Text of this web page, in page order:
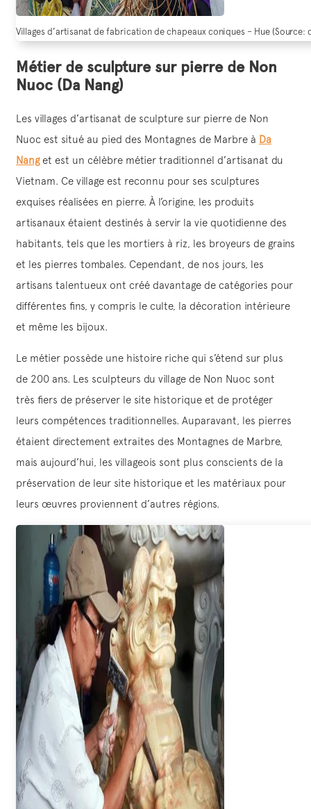
Villages d’artisanat de fabrication de chapeaux coniques – Hue (Source:
Métier de sculpture sur pierre de Non
Nuoc (Da Nang)
Les villages d’artisanat de sculpture sur pierre de Non
Nuoc est situé au pied des Montagnes de Marbre à Da
Nanget est un célèbre métier traditionnel d’artisanat du
Vietnam. Ce village est reconnu pour ses sculptures
exquises réalisées en pierre. À l’origine, les produits
artisanaux étaient destinés à servir la vie quotidienne des
habitants, tels que les mortiers à riz, les broyeurs de grains
et les pierres tombales. Cependant, de nos jours, les
artisans talentueux ont créé davantage de catégories pour
différentes fins, y compris le culte, la décoration intérieure
et même les bijoux.
Le métier possède une histoire riche qui s’étend sur plus
de 200 ans. Les sculpteurs du village de Non Nuoc sont
très fiers de préserver le site historique et de protéger
leurs compétences traditionnelles. Auparavant, les pierres
étaient directement extraites des Montagnes de Marbre,
mais aujourd’hui, les villageois sont plus conscients de la
préservation de leur site historique et les matériaux pour
leurs œuvres proviennent d’autres régions.